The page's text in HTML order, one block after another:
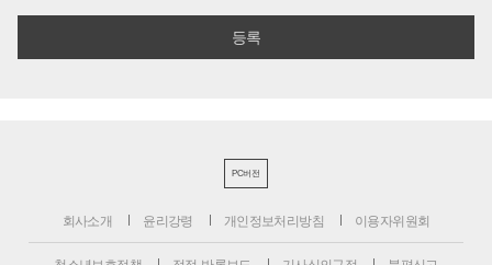
PC버전
회사소개 윤리강령 개인정보처리방침 이용자위원회